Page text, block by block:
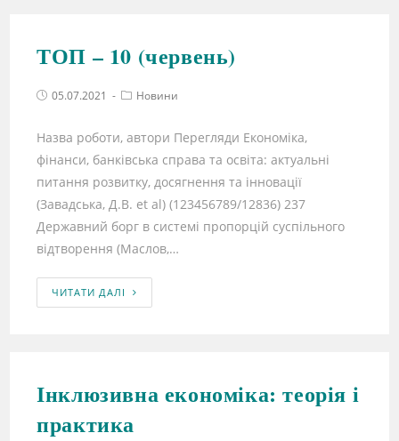
ТОП – 10 (червень)
05.07.2021 Новини
Назва роботи, автори Перегляди Економіка,
фінанси, банківська справа та освіта: актуальні
питання розвитку, досягнення та інновації
(Завадська, Д.В. et al) (123456789/12836) 237
Державний борг в системі пропорцій суспільного
відтворення (Маслов,…
ЧИТАТИ ДАЛІ
Інклюзивна економіка: теорія і
практика